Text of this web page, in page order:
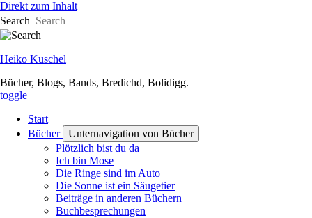
Direkt zum Inhalt
Search
Heiko Kuschel
Bücher, Blogs, Bands, Bredichd, Bolidigg.
toggle
Start
Bücher
Unternavigation von Bücher
Plötzlich bist du da
Ich bin Mose
Die Ringe sind im Auto
Die Sonne ist ein Säugetier
Beiträge in anderen Büchern
Buchbesprechungen